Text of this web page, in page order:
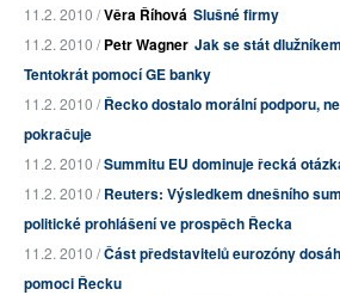
11.2. 2010 /Věra Říhová Slušné firmy
11.2. 2010 /Petr Wagner Jak se stát
Tentokrát pomocí GE banky
11.2. 2010 /Řecko dostalo morální podporu,
pokračuje
11.2. 2010 /Summitu EU dominuje řecká
11.2. 2010 /Reuters: Výsledkem dnešního
politické prohlášení ve prospěch Řecka
11.2. 2010 /Část představitelů eurozóny
pomoci Řecku